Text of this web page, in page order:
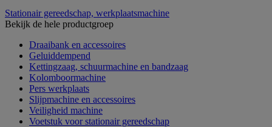
Stationair gereedschap, werkplaatsmachine
Bekijk de hele productgroep
Draaibank en accessoires
Geluiddempend
Kettingzaag, schuurmachine en bandzaag
Kolomboormachine
Pers werkplaats
Slijpmachine en accessoires
Veiligheid machine
Voetstuk voor stationair gereedschap